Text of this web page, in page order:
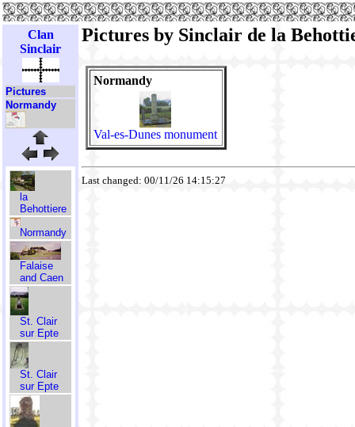
Clan
Sinclair
Pictures
Normandy
la
Behottiere
Normandy
Falaise
and Caen
St. Clair
sur Epte
St. Clair
sur Epte
Pictures by Sinclair de la
Normandy
Val-es-Dunes monument
Last changed: 00/11/26 14:15:27